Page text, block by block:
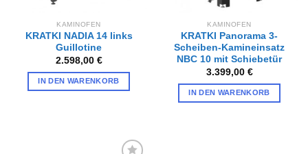
KAMINOFEN
KRATKI NADIA 14 links
Guillotine
2.598,00 €
IN DEN WARENKORB
KAMINOFEN
KRATKI Panorama 3-
Scheiben-Kamineinsatz
NBC 10 mit Schiebetür
3.399,00 €
IN DEN WARENKORB